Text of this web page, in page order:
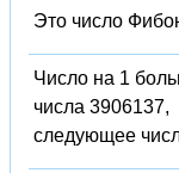
Это число
Число на 1
числа 3906137,
следующее